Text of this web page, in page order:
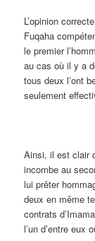
L’opinion
Fuqaha
le premier
au cas où il y a
tous deux l’ont
seulement
Ainsi, il est clair
incombe au
lui prêter
deux en même
contrats
l’un d’entre eux